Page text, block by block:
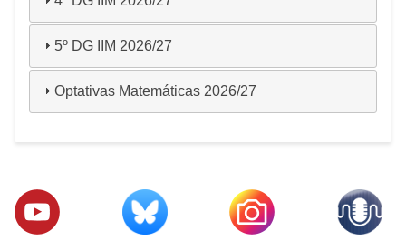
5º DG IIM 2026/27
Optativas Matemáticas 2026/27